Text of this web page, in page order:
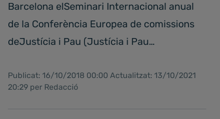
Barcelona elSeminari Internacional anual
de la Conferència Europea de comissions
deJustícia i Pau (Justícia i Pau…
Publicat: 16/10/2018 00:00 Actualitzat: 13/10/2021
20:29 per Redacció